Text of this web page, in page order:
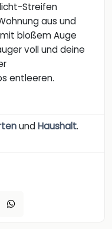
Streifen
aus und
bloßem Auge
voll und deine
entleeren.
undHaushalt.